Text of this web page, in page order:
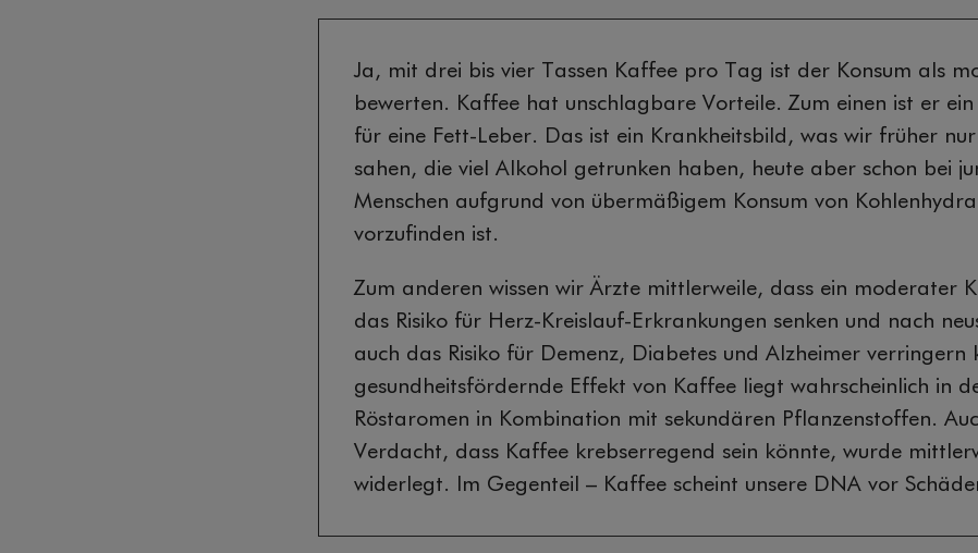
Ja, mit drei bis vier Tassen Kaffee pro Tag ist der Konsum als
bewerten. Kaffee hat unschlagbare Vorteile. Zum einen ist er
für eine Fett-Leber. Das ist ein Krankheitsbild, was wir früher
sahen, die viel Alkohol getrunken haben, heute aber schon bei
Menschen aufgrund von übermäßigem Konsum von
vorzufinden ist.
Zum anderen wissen wir Ärzte mittlerweile, dass ein moderater
das Risiko für Herz-Kreislauf-Erkrankungen senken und nach
auch das Risiko für Demenz, Diabetes und Alzheimer verringern
gesundheitsfördernde Effekt von Kaffee liegt wahrscheinlich in
Röstaromen in Kombination mit sekundären Pflanzenstoffen.
Verdacht, dass Kaffee krebserregend sein könnte, wurde
widerlegt. Im Gegenteil – Kaffee scheint unsere DNA vor